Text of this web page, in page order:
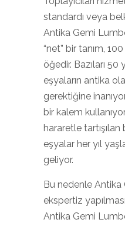
standardı veya
Antika Gemi
“net” bir tanım,
öğedir. Bazıları 50
eşyaların antika
gerektiğine
bir kalem
hararetle tartışılan
eşyalar her yıl
geliyor.
Bu nedenle
ekspertiz
Antika Gemi